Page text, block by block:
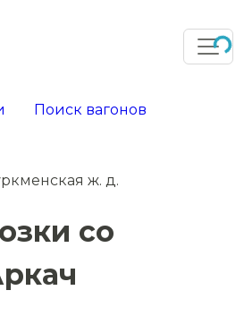
Поиск вагонов
ж. д.
со